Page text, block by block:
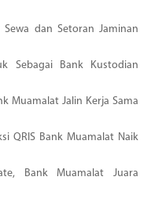
Sewa dan Setoran Jaminan
Sebagai Bank Kustodian
Muamalat Jalin Kerja Sama
QRIS Bank Muamalat Naik
Bank Muamalat Juara